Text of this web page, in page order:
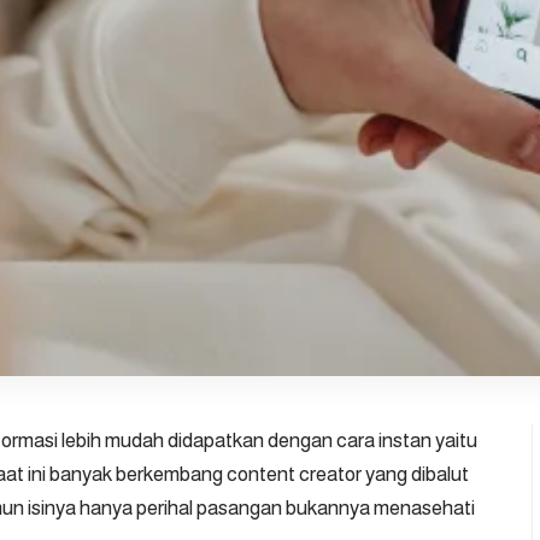
lebih mudah didapatkan dengan cara instan yaitu
ini banyak berkembang content creator yang dibalut
isinya hanya perihal pasangan bukannya menasehati